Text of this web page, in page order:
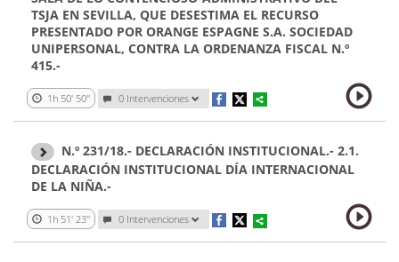
TSJA EN SEVILLA, QUE DESESTIMA EL RECURSO
PRESENTADO POR ORANGE ESPAGNE S.A. SOCIEDAD
UNIPERSONAL, CONTRA LA ORDENANZA FISCAL N.º
415.-
1h 50' 50'' 0 Intervenciones
N.º 231/18.- DECLARACIÓN INSTITUCIONAL.- 2.1.
DECLARACIÓN INSTITUCIONAL DÍA INTERNACIONAL
DE LA NIÑA.-
1h 51' 23'' 0 Intervenciones